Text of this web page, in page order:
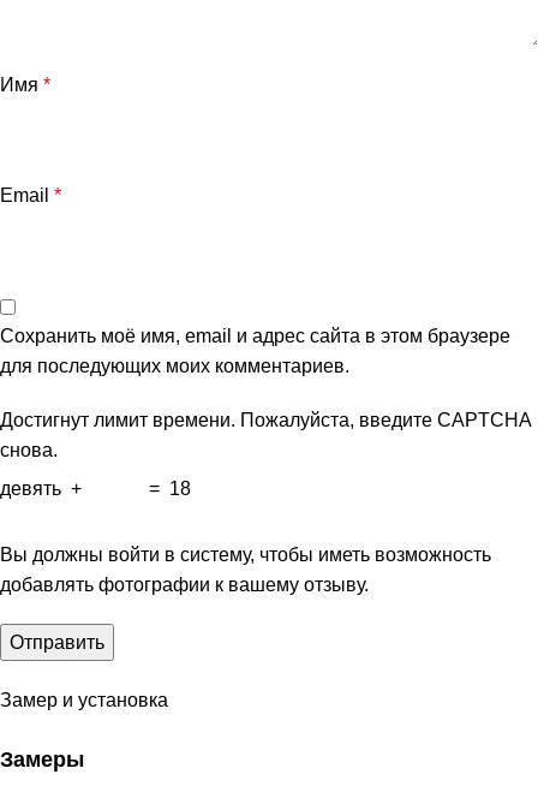
Имя *
Email *
Сохранить моё имя, email и адрес сайта в этом браузере
для последующих моих комментариев.
Достигнут лимит времени. Пожалуйста, введите CAPTCHA
снова.
девять + = 18
Вы должны войти в систему, чтобы иметь возможность
добавлять фотографии к вашему отзыву.
Замер и установка
Замеры